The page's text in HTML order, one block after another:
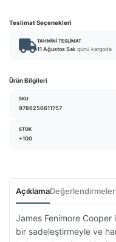
Teslimat Seçenekleri
TAHMINI TESLIMAT
11 Ağustos Salı günü kargoda
Ürün Bilgileri
SKU
9786256611757
STOK
+100
AçıklamaDeğerlendirmeler
James Fenimore Cooper
bir sadeleştirmeyle ve